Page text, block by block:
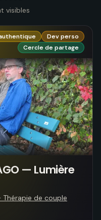
visibles
Dev perso
Cercle de partage
— Lumière
de couple